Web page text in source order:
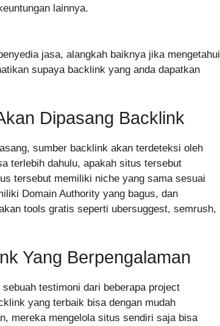
lainnya.
jasa, alangkah baiknya jika mengetahui
supaya backlink yang anda dapatkan
Dipasang Backlink
sumber backlink akan terdeteksi oleh
terlebih dahulu, apakah situs tersebut
tersebut memiliki niche yang sama sesuai
Domain Authority yang bagus, dan
tools gratis seperti ubersuggest, semrush,
Yang Berpengalaman
testimoni dari beberapa project
yang terbaik bisa dengan mudah
mereka mengelola situs sendiri saja bisa